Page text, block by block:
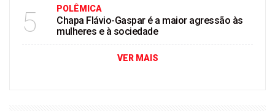
5 POLÊMICA
Chapa Flávio-Gaspar é a maior agressão às
mulheres e à sociedade
VER MAIS